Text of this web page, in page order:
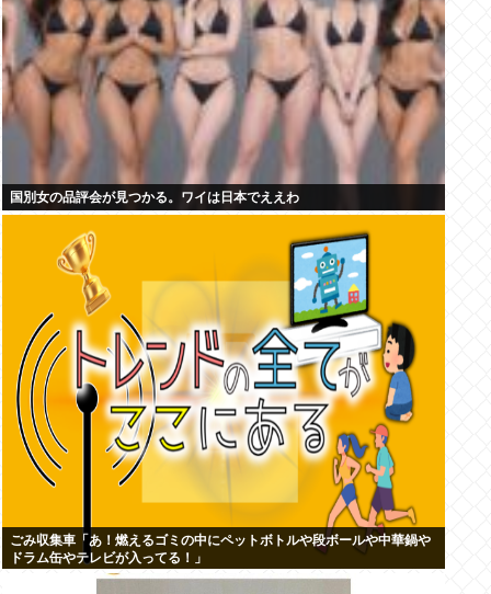
国別女の品評会が見つかる。ワイは日本でええわ
ごみ収集車「あ！燃えるゴミの中にペットボトルや段ボールや中華鍋や
ドラム缶やテレビが入ってる！」